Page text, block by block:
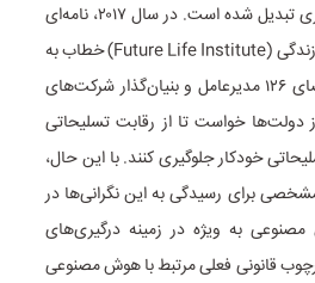
دولت‌ها و شرکت‌های فناوری تبدیل شده است. در سال ۲۰۱۷، نامه‌ای
از مؤسسه غیرانتفاعی آینده زندگی (Future Life Institute) خطاب به
سازمان ملل متحد و با امضای ۱۲۶ مدیرعامل و بنیان‌گذار شرکت‌های
خواست تا از رقابت تسلیحاتی
خودکار جلوگیری کنند. با این حال،
برای رسیدگی به این نگرانی‌ها در
به ویژه در زمینه درگیری‌های
قانونی فعلی مرتبط با هوش مصنوعی